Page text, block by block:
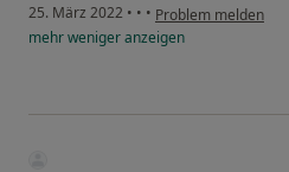
25. März 2022 • • • Problem melden
mehrwenigeranzeigen